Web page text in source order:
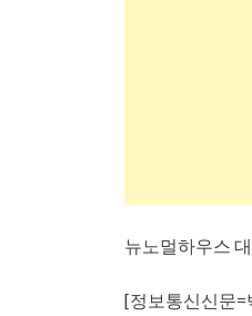
뉴노멀하우스
[정보통신신문